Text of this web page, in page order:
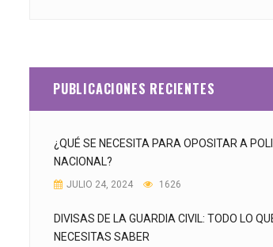
PUBLICACIONES RECIENTES
¿QUÉ SE NECESITA PARA OPOSITAR A
NACIONAL?
JULIO 24, 2024 1626
DIVISAS DE LA GUARDIA CIVIL: TODO LO
NECESITAS SABER